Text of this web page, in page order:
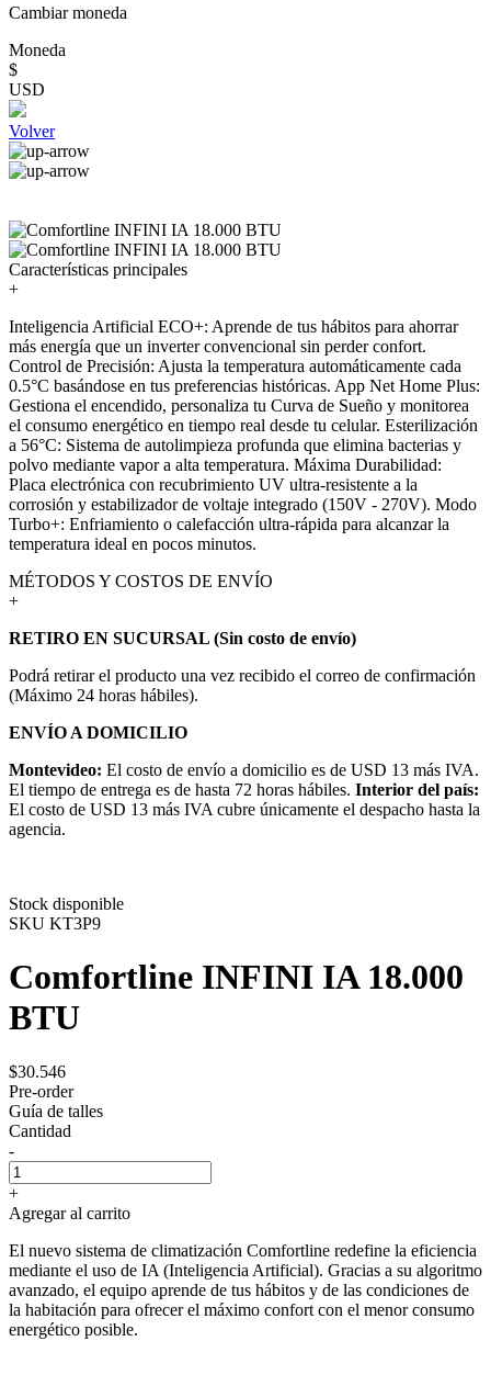
Cambiar moneda
Moneda
$
USD
Volver
Características principales
+
Inteligencia Artificial ECO+: Aprende de tus hábitos para ahorrar
más energía que un inverter convencional sin perder confort.
Control de Precisión: Ajusta la temperatura automáticamente cada
0.5°C basándose en tus preferencias históricas. App Net Home Plus:
Gestiona el encendido, personaliza tu Curva de Sueño y monitorea
el consumo energético en tiempo real desde tu celular. Esterilización
a 56°C: Sistema de autolimpieza profunda que elimina bacterias y
polvo mediante vapor a alta temperatura. Máxima Durabilidad:
Placa electrónica con recubrimiento UV ultra-resistente a la
corrosión y estabilizador de voltaje integrado (150V - 270V). Modo
Turbo+: Enfriamiento o calefacción ultra-rápida para alcanzar la
temperatura ideal en pocos minutos.
MÉTODOS Y COSTOS DE ENVÍO
+
RETIRO EN SUCURSAL (Sin costo de envío)
Podrá retirar el producto una vez recibido el correo de confirmación
(Máximo 24 horas hábiles).
ENVÍO A DOMICILIO
Montevideo: El costo de envío a domicilio es de USD 13 más IVA.
El tiempo de entrega es de hasta 72 horas hábiles. Interior del país:
El costo de USD 13 más IVA cubre únicamente el despacho hasta la
agencia.
Stock disponible
SKU KT3P9
Comfortline INFINI IA 18.000
BTU
$30.546
Pre-order
Guía de talles
Cantidad
-
+
Agregar al carrito
El nuevo sistema de climatización Comfortline redefine la eficiencia
mediante el uso de IA (Inteligencia Artificial). Gracias a su algoritmo
avanzado, el equipo aprende de tus hábitos y de las condiciones de
la habitación para ofrecer el máximo confort con el menor consumo
energético posible.